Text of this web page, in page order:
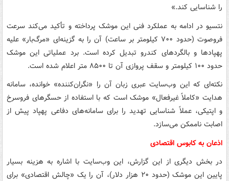
را شناسایی کند.»
نتسیو در ادامه به عملکرد فنی این موشک پرداخته و تأکید می‌کند سرعت
فروصوت (حدود ۷۰۰ کیلومتر بر ساعت) آن را به گزینه‌ای «مرگ‌بار» علیه
پهپادها و بالگردهای کندرو تبدیل کرده است. برد عملیاتی این موشک
حدود ۱۰۰ کیلومتر و سقف پروازی آن تا ۸۵۰۰ متر اعلام شده است.
نکته‌ای که این‌ وب‌سایت عبری‌ زبان آن را «نگران‌کننده» خوانده، سامانه
هدایت «کاملاً غیرفعال» موشک است که با استفاده از حسگرهای فروسرخ
و اپتیکی، عملاً شناسایی تهدید را برای سامانه‌های دفاعی پهپاد پیش از
اصابت ناممکن می‌سازد.
اذعان به کابوس اقتصادی
در بخش دیگری از این گزارش، این وب‌سایت با اشاره به هزینه بسیار
پایین این موشک (حدود ۲۰ هزار دلار)، آن را یک «چالش اقتصادی» برای